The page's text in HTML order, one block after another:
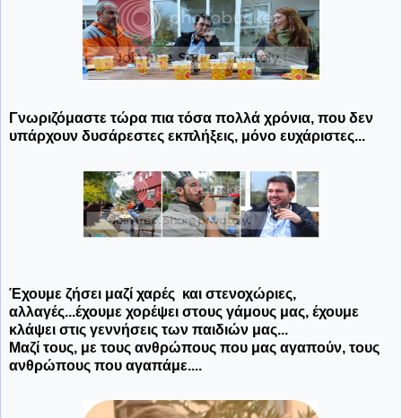
Γνωριζόμαστε τώρα πια τόσα πολλά χρόνια, που δεν
υπάρχουν δυσάρεστες εκπλήξεις, μόνο ευχάριστες...
Έχουμε ζήσει μαζί χαρές και στενοχώριες,
αλλαγές...έχουμε χορέψει στους γάμους μας, έχουμε
κλάψει στις γεννήσεις των παιδιών μας...
Μαζί τους, με τους ανθρώπους που μας αγαπούν, τους
ανθρώπους που αγαπάμε....